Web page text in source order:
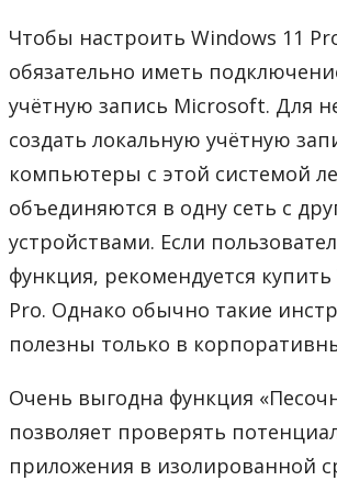
Чтобы настроить Windows 11
обязательно иметь
учётную запись Microsoft. Для
создать локальную учётную
компьютеры с этой системой
объединяются в одну сеть с
устройствами. Если
функция, рекомендуется купить
Pro. Однако обычно такие
полезны только в
Очень выгодна функция
позволяет проверять
приложения в изолированной